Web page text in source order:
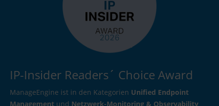
IP-Insider Readers´ Choice Award
ManageEngine ist in den Kategorien Unified Endpoint
Management und Netzwerk-Monitoring & Observability